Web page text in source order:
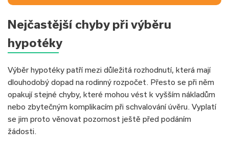
Nejčastější chyby při výběru
hypotéky
Výběr hypotéky patří mezi důležitá rozhodnutí, která mají
dlouhodobý dopad na rodinný rozpočet. Přesto se při něm
opakují stejné chyby, které mohou vést k vyšším nákladům
nebo zbytečným komplikacím při schvalování úvěru. Vyplatí
se jim proto věnovat pozornost ještě před podáním
žádosti.